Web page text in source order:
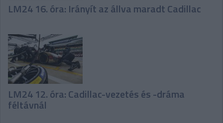
LM24 16. óra: Irányít az állva maradt Cadillac
LM24 12. óra: Cadillac-vezetés és -dráma
féltávnál